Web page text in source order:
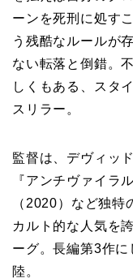
ーンを死刑に処す
う残酷なルールが
ない転落と倒錯。
しくもある、スタ
スリラー。
監督は、デヴィッ
『アンチヴァイラ
（2020）など独特
カルト的な人気を
ーグ。長編第3作
陸。